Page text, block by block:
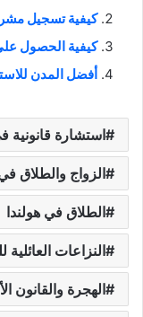
كيفية تسجيل
كيفية الحصول
أفضل المدن
استشارة قانونية
الزواج والطلاق
الطلاق في هولندا
النزاعات العائلية
الهجرة والقانون